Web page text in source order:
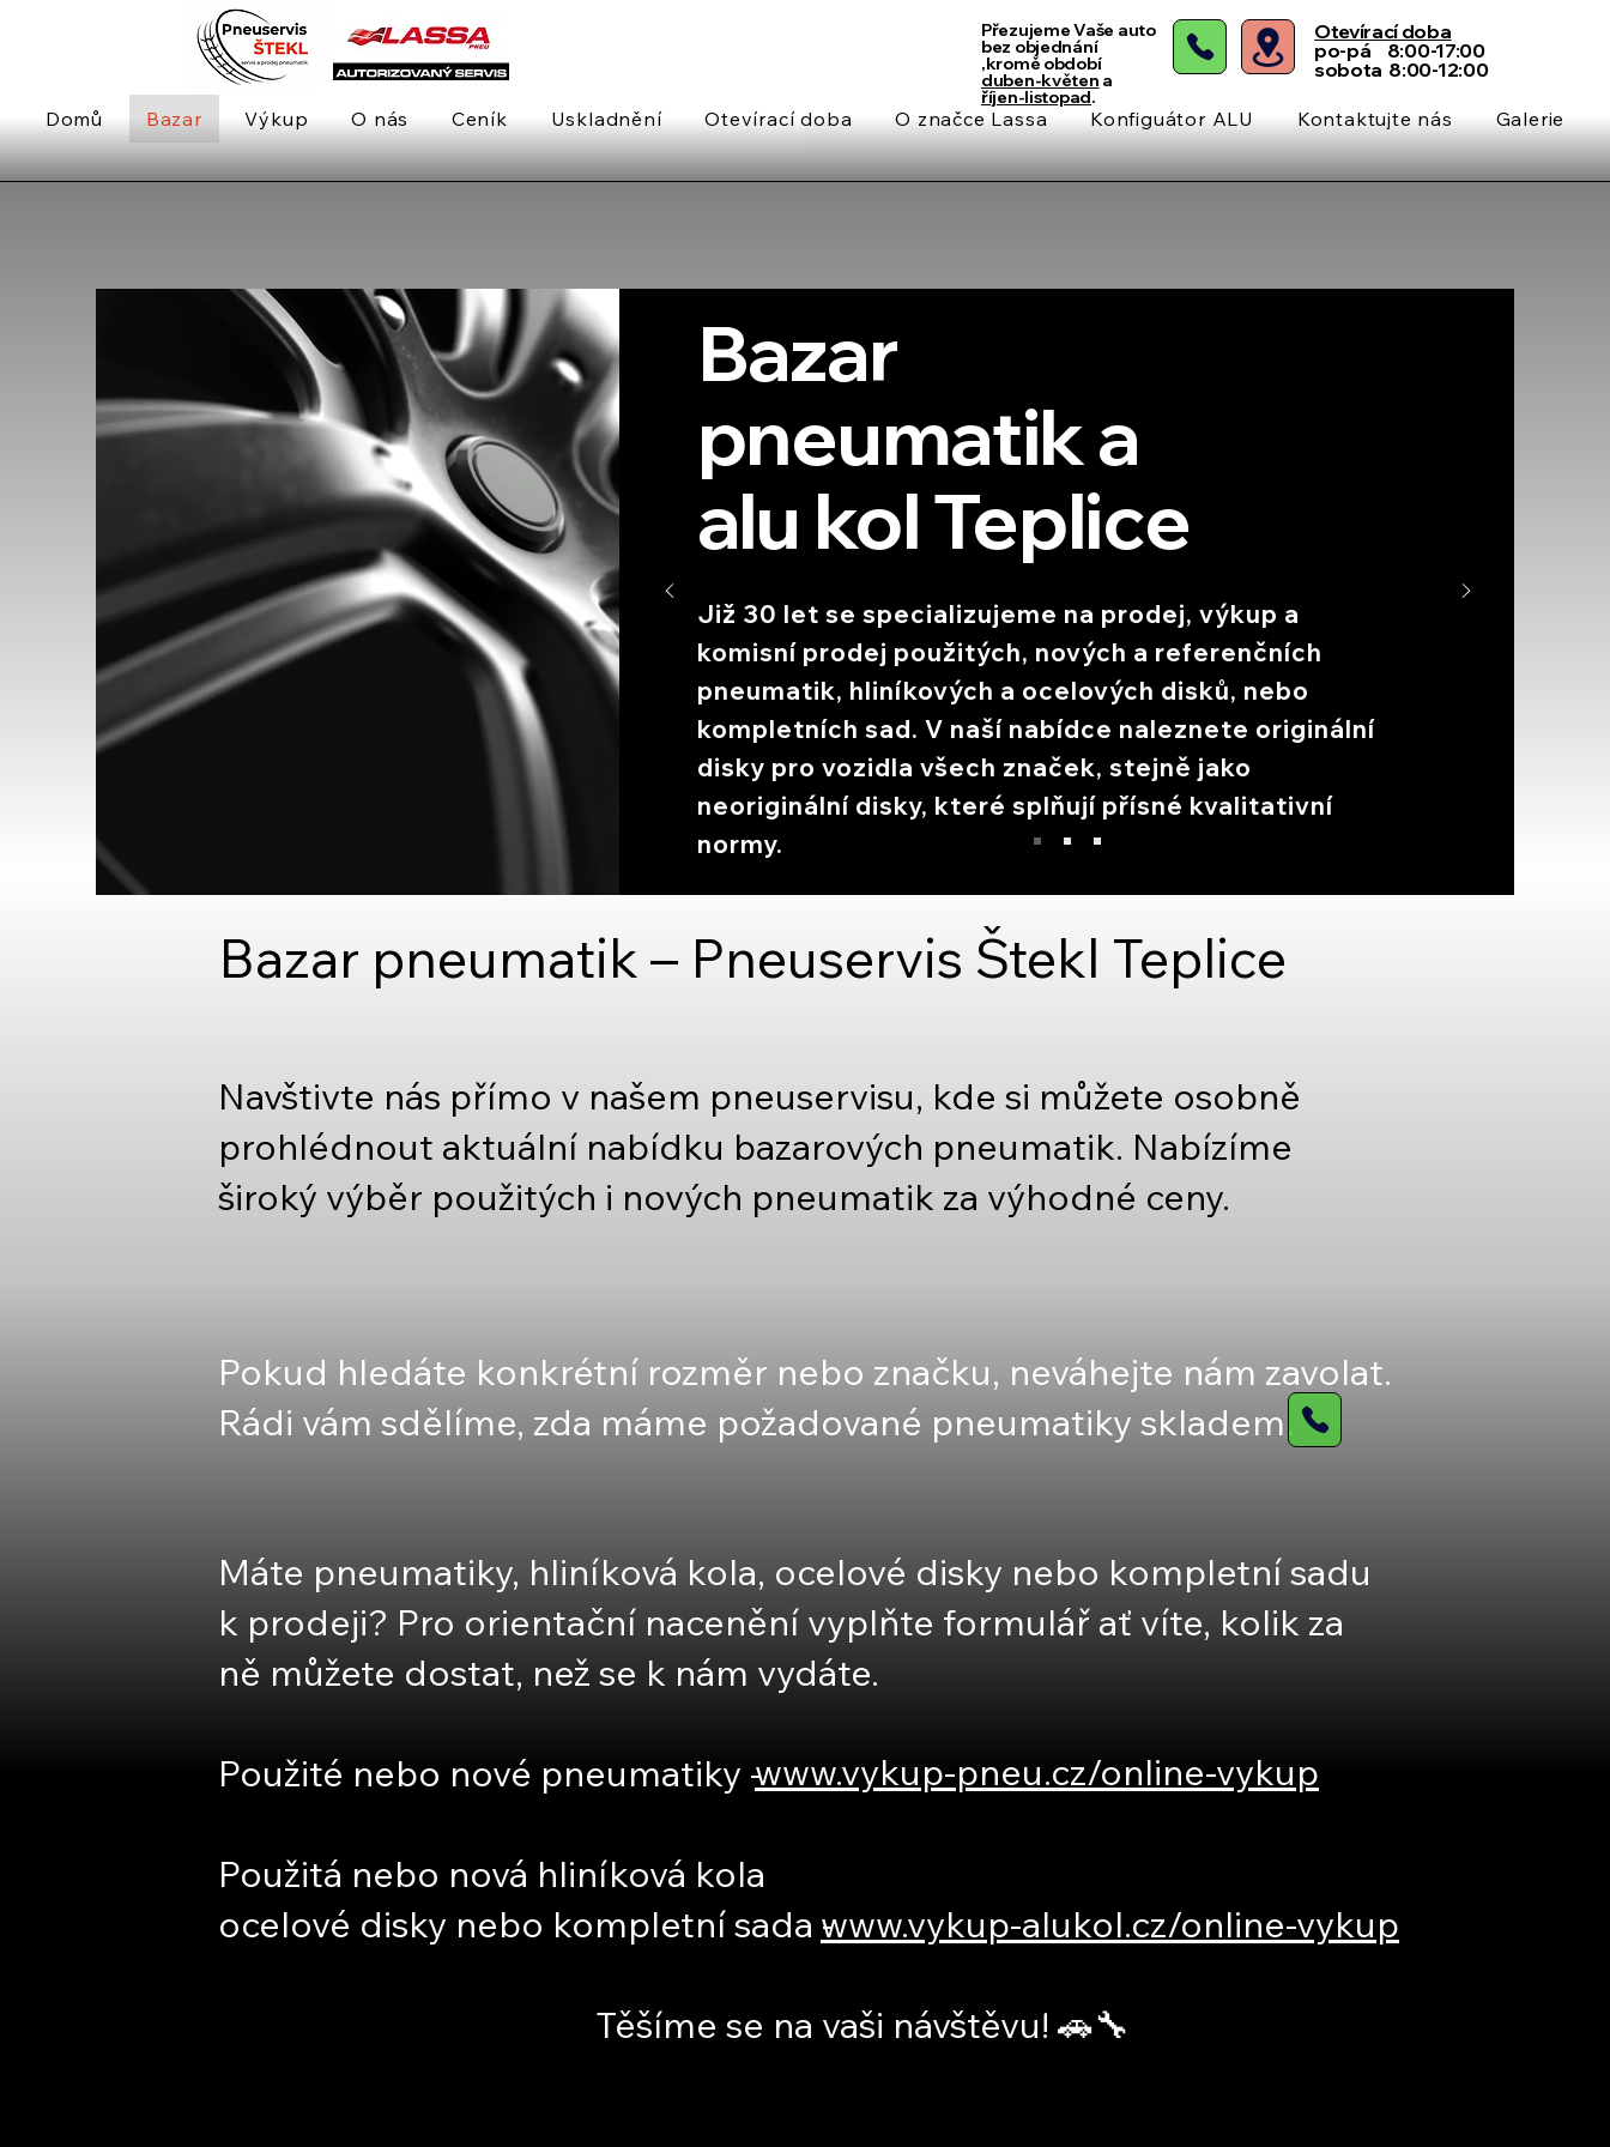
Přezujeme Vaše auto
bez objednání
,kromě období
duben-květen a
říjen-listopad.
Otevírací doba
po-pá 8:00-17:00
sobota 8:00-12:00
Domů Bazar Výkup O nás Ceník Uskladnění Otevírací doba O značce Lassa Konfiguátor ALU Kontaktujte nás Galerie
Bazar
pneumatik a
alu kol Teplice
Již 30 let se specializujeme na prodej, výkup a
komisní prodej použitých, nových a referenčních
pneumatik, hliníkových a ocelových disků, nebo
kompletních sad. V naší nabídce naleznete originální
disky pro vozidla všech značek, stejně jako
neoriginální disky, které splňují přísné kvalitativní
normy.
Bazar pneumatik – Pneuservis Štekl Teplice
Navštivte nás přímo v našem pneuservisu, kde si můžete osobně
prohlédnout aktuální nabídku bazarových pneumatik. Nabízíme
široký výběr použitých i nových pneumatik za výhodné ceny.
Pokud hledáte konkrétní rozměr nebo značku, neváhejte nám zavolat.
Rádi vám sdělíme, zda máme požadované pneumatiky skladem.
Máte pneumatiky, hliníková kola, ocelové disky nebo kompletní sadu
k prodeji? Pro orientační nacenění vyplňte formulář ať víte, kolik za
ně můžete dostat, než se k nám vydáte.
Použité nebo nové pneumatiky -
Použitá nebo nová hliníková kola
ocelové disky nebo kompletní sada -
Těšíme se na vaši návštěvu! 🚗🔧
www.vykup-pneu.cz/online-vykup
www.vykup-alukol.cz/online-vykup